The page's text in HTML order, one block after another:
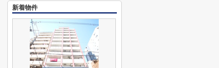
新着物件